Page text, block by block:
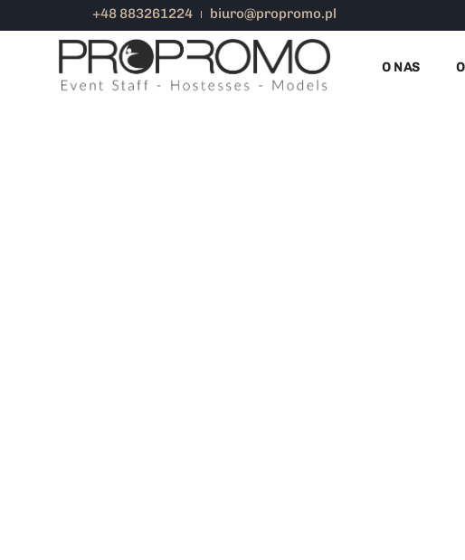
+48 883261224 biuro@propromo.pl
O NAS
Pracownicy tymczasowi – dodatkowe ręce